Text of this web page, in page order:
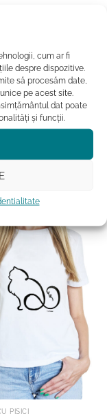
cum ar fi
despre dispozitive.
să procesăm date,
pe acest site.
dat poate
și funcții.
ÎN COȘ
la favorite
PISICI